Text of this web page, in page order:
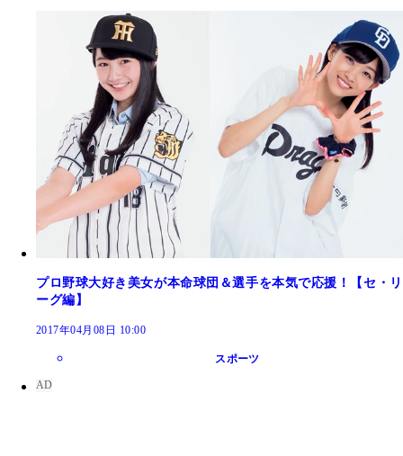
プロ野球大好き美女が本命球団＆選手を本気で応援！【セ・リ
ーグ編】
2017年04月08日 10:00
スポーツ